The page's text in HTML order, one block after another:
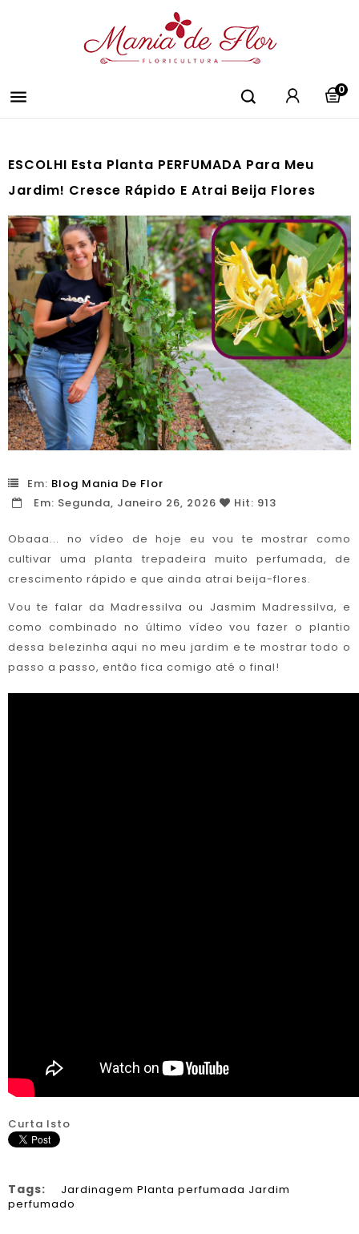
 0
ESCOLHI Esta Planta PERFUMADA Para Meu
Jardim! Cresce Rápido E Atrai Beija Flores
Em: Blog Mania De Flor
Em: Segunda, Janeiro 26, 2026 Hit: 913
Obaaa... no vídeo de hoje eu vou te mostrar como
cultivar uma planta trepadeira muito perfumada, de
crescimento rápido e que ainda atrai beija-flores.
Vou te falar da Madressilva ou Jasmim Madressilva, e
como combinado no último vídeo vou fazer o plantio
dessa belezinha aqui no meu jardim e te mostrar todo o
passo a passo, então fica comigo até o final!
Curta Isto
Tags: Jardinagem Planta perfumada Jardim
perfumado